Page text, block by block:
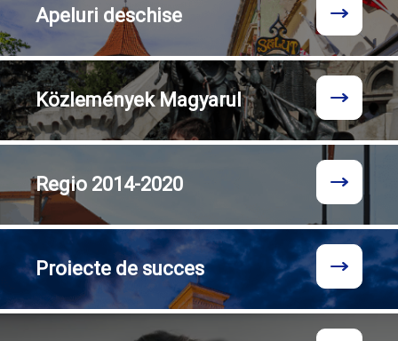
Apeluri deschise
KözleményekMagyarul
Regio 2014-2020
Proiecte de succes